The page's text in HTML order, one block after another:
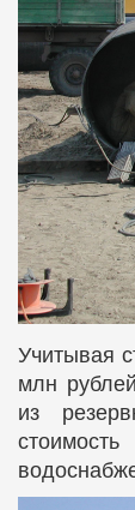
Учитывая
млн
из